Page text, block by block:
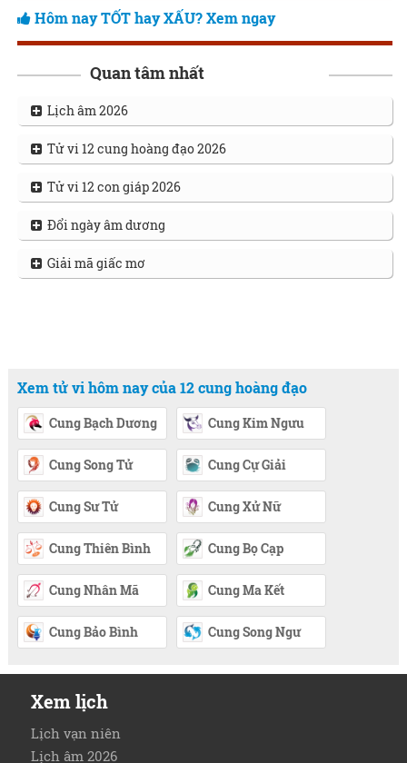
Hôm nay TỐT hay XẤU? Xem ngay
Quan tâm nhất
Lịch âm 2026
Tử vi 12 cung hoàng đạo 2026
Tử vi 12 con giáp 2026
Đổi ngày âm dương
Giải mã giấc mơ
Xem tử vi hôm nay của 12 cung hoàng đạo
Cung Bạch Dương Cung Kim Ngưu
Cung Song Tử Cung Cự Giải
Cung Sư Tử Cung Xử Nữ
Cung Thiên Bình Cung Bọ Cạp
Cung Nhân Mã Cung Ma Kết
Cung Bảo Bình Cung Song Ngư
Xem lịch
Lịch vạn niên
Lịch âm 2026